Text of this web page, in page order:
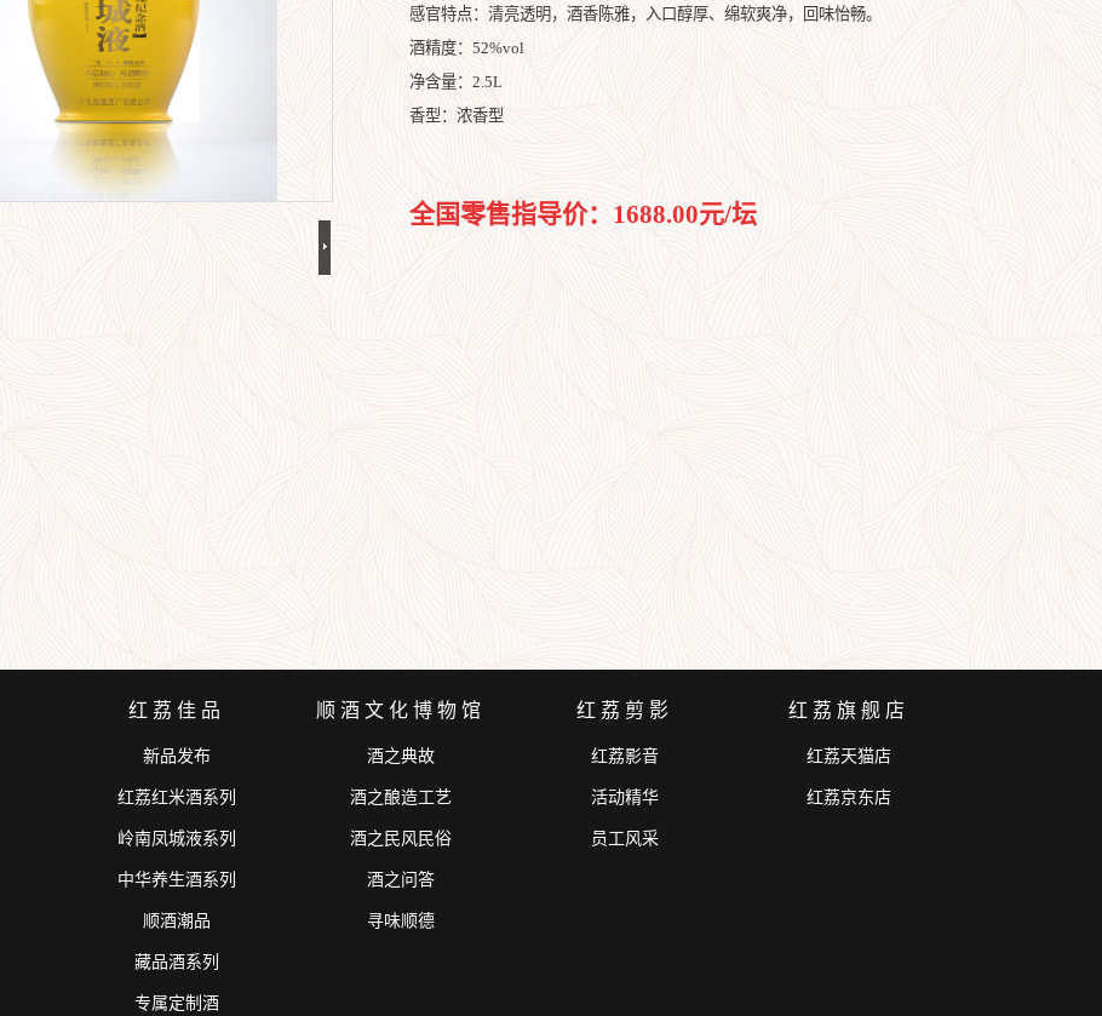
感官特点：清亮透明，酒香陈雅，入口醇厚、绵软爽净，回味怡畅。
酒精度：52%vol
净含量：2.5L
香型：浓香型
全国零售指导价：1688.00元/坛
红荔佳品
新品发布
红荔红米酒系列
岭南凤城液系列
中华养生酒系列
顺酒潮品
藏品酒系列
专属定制酒
顺酒文化博物馆
酒之典故
酒之酿造工艺
酒之民风民俗
酒之问答
寻味顺德
红荔剪影
红荔影音
活动精华
员工风采
红荔旗舰店
红荔天猫店
红荔京东店